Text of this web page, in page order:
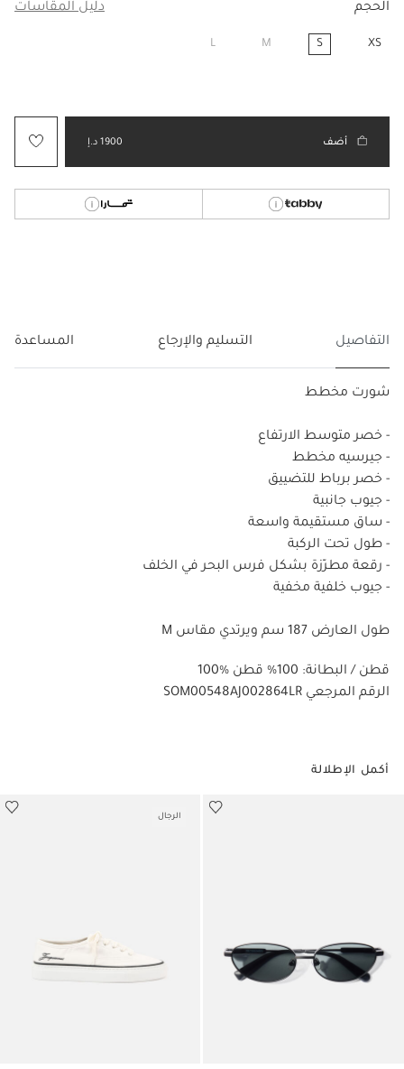
الحجم دليل المقاسات
XS
S
M
L
أضف 1900 د.إ
التفاصيل التسليم والإرجاع المساعدة
شورت مخطط
- خصر متوسط الارتفاع
- جيرسيه مخطط
- خصر برباط للتضييق
- جيوب جانبية
- ساق مستقيمة واسعة
- طول تحت الركبة
- رقعة مطرّزة بشكل فرس البحر في الخلف
- جيوب خلفية مخفية
طول العارض 187 سم ويرتدي مقاس M
100% قطن / البطانة: 100% قطن
SOM00548AJ002864LR الرقم المرجعي
أكمل الإطلالة
الرجال